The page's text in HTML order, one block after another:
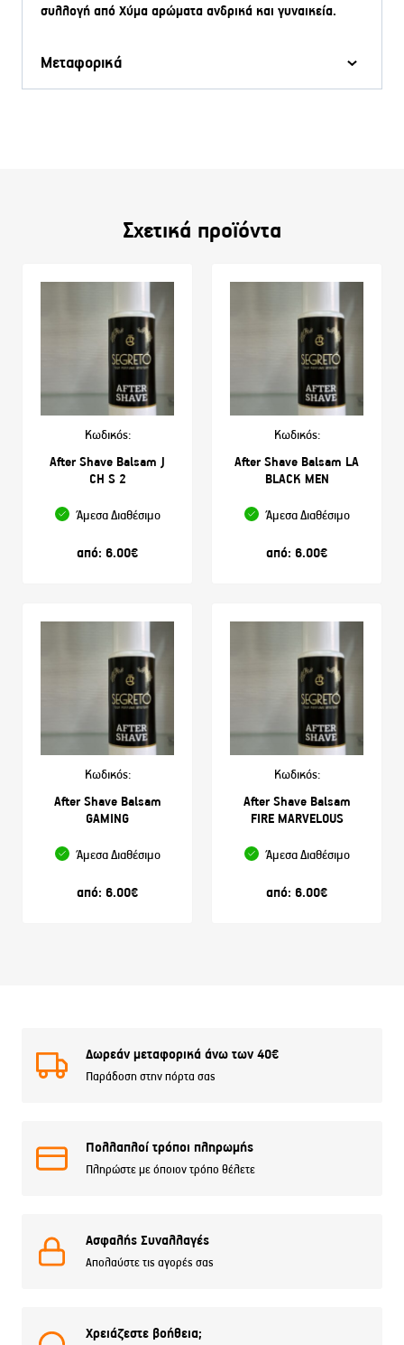
συλλογή από Χύμα αρώματα ανδρικά και γυναικεία.
Μεταφορικά
Σχετικά προϊόντα
Κωδικός:
After Shave Balsam J
CH S 2
Άμεσα Διαθέσιμο
από: 6.00€
Κωδικός:
After Shave Balsam LA
BLACK MEN
Άμεσα Διαθέσιμο
από: 6.00€
Κωδικός:
After Shave Balsam
GAMING
Άμεσα Διαθέσιμο
από: 6.00€
Κωδικός:
After Shave Balsam
FIRE MARVELOUS
Άμεσα Διαθέσιμο
από: 6.00€
Δωρεάν μεταφορικά άνω των 40€
Παράδοση στην πόρτα σας
Πολλαπλοί τρόποι πληρωμής
Πληρώστε με όποιον τρόπο θέλετε
Ασφαλής Συναλλαγές
Απολαύστε τις αγορές σας
Χρειάζεστε βοήθεια;